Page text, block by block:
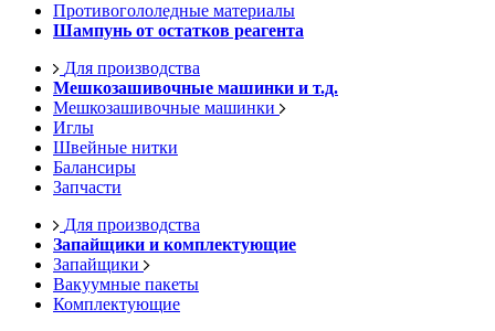
Противогололедные материалы
Шампунь от остатков реагента
Для производства
Мешкозашивочные машинки и т.д.
Мешкозашивочные машинки
Иглы
Швейные нитки
Балансиры
Запчасти
Для производства
Запайщики и комплектующие
Запайщики
Вакуумные пакеты
Комплектующие